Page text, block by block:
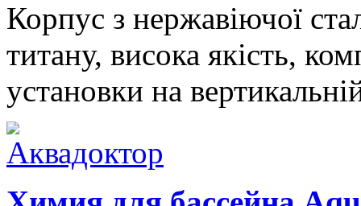
Корпус з нержавіючої
титану, висока якість,
установки на